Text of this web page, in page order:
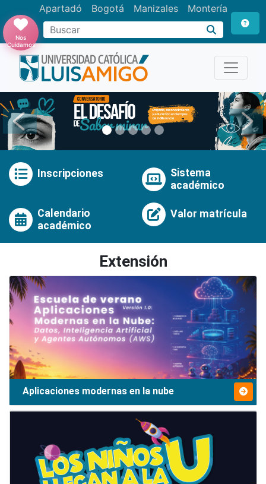
Apartadó Bogotá Manizales Montería
Buscar
Nos
Cuidamos
Anterior
Inscripciones
Sistema
académico
Calendario
académico
Valor matrícula
Extensión
Aplicaciones modernas en la nube